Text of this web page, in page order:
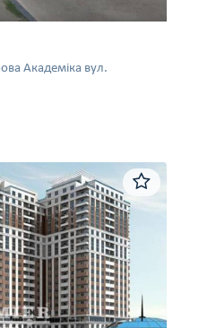
Академіка вул.